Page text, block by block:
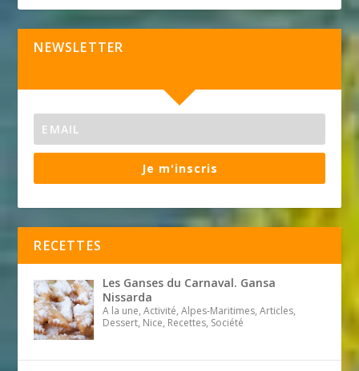
NEWSLETTER
Je m'inscris
RECETTES
Les Ganses du Carnaval. Gansa
Nissarda
A la une, Activité, Alpes-Maritimes, Articles,
Dessert, Nice, Recettes, Société